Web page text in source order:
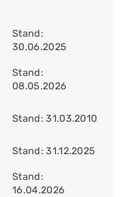
Stand:
30.06.2025
Stand:
08.05.2026
Stand: 31.03.2010
Stand: 31.12.2025
Stand:
16.04.2026